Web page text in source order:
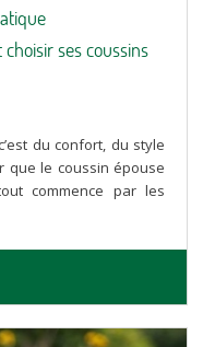
ses coussins
du confort, du style
que le coussin épouse
commence par les